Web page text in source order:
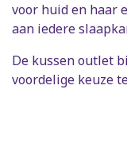
voor huid en haar
aan iedere
De kussen outlet
voordelige keuze